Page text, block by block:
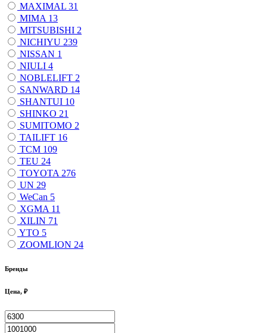
MAXIMAL 31
MIMA 13
MITSUBISHI 2
NICHIYU 239
NISSAN 1
NIULI 4
NOBLELIFT 2
SANWARD 14
SHANTUI 10
SHINKO 21
SUMITOMO 2
TAILIFT 16
TCM 109
TEU 24
TOYOTA 276
UN 29
WeCan 5
XGMA 11
XILIN 71
YTO 5
ZOOMLION 24
Бренды
Цена, ₽